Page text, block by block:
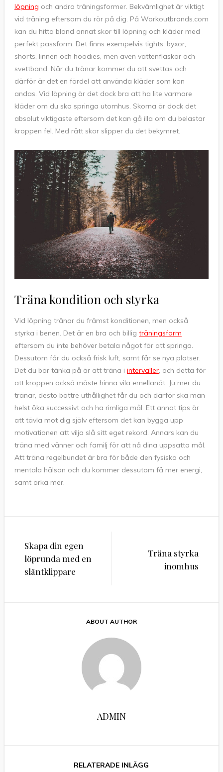
löpning och andra träningsformer. Bekvämlighet är viktigt
vid träning eftersom du rör på dig. På Workoutbrands.com
kan du hitta bland annat skor till löpning och kläder med
perfekt passform. Det finns exempelvis tights, byxor,
shorts, linnen och hoodies, men även vattenflaskor och
svettband. När du tränar kommer du att svettas och
därför är det en fördel att använda kläder som kan
andas. Vid löpning är det dock bra att ha lite varmare
kläder om du ska springa utomhus. Skorna är dock det
absolut viktigaste eftersom det kan gå illa om du belastar
kroppen fel. Med rätt skor slipper du det bekymret.
Träna kondition och styrka
Vid löpning tränar du främst konditionen, men också
styrka i benen. Det är en bra och billig träningsform
eftersom du inte behöver betala något för att springa.
Dessutom får du också frisk luft, samt får se nya platser.
Det du bör tänka på är att träna i intervaller, och detta för
att kroppen också måste hinna vila emellanåt. Ju mer du
tränar, desto bättre uthållighet får du och därför ska man
helst öka successivt och ha rimliga mål. Ett annat tips är
att tävla mot dig själv eftersom det kan bygga upp
motivationen att vilja slå sitt eget rekord. Annars kan du
träna med vänner och familj för att nå dina uppsatta mål.
Att träna regelbundet är bra för både den fysiska och
mentala hälsan och du kommer dessutom få mer energi,
samt orka mer.
Inläggsnavigering
Skapa din egen
löprunda med en
släntklippare
Träna styrka
inomhus
ABOUT AUTHOR
ADMIN